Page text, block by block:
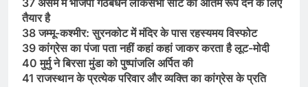
तैयार है
38 जम्मू-कश्मीर: सुरनकोट में मंदिर के पास रहस्यमय विस्फोट
39 कांग्रेस का पंजा पता नहीं कहां कहां जाकर करता है लूट-मोदी
40 मुर्मु ने बिरसा मुंडा को पुष्पांजलि अर्पित की
41 राजस्थान के प्रत्येक परिवार और व्यक्ति का कांग्रेस के प्रति